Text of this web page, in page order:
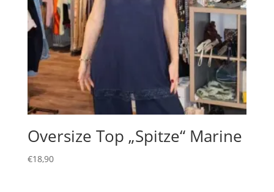
Oversize Top „Spitze“ Marine
€18,90